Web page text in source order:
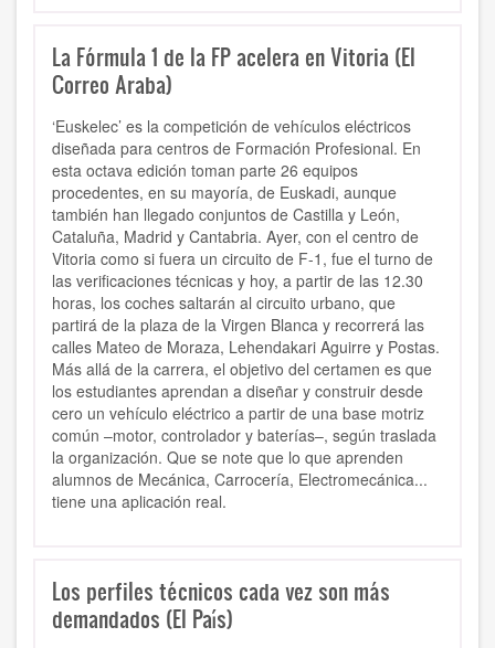
La Fórmula 1 de la FP acelera en Vitoria (El
Correo Araba)
‘Euskelec’ es la competición de vehículos eléctricos
diseñada para centros de Formación Profesional. En
esta octava edición toman parte 26 equipos
procedentes, en su mayoría, de Euskadi, aunque
también han llegado conjuntos de Castilla y León,
Cataluña, Madrid y Cantabria. Ayer, con el centro de
Vitoria como si fuera un circuito de F-1, fue el turno de
las verificaciones técnicas y hoy, a partir de las 12.30
horas, los coches saltarán al circuito urbano, que
partirá de la plaza de la Virgen Blanca y recorrerá las
calles Mateo de Moraza, Lehendakari Aguirre y Postas.
Más allá de la carrera, el objetivo del certamen es que
los estudiantes aprendan a diseñar y construir desde
cero un vehículo eléctrico a partir de una base motriz
común –motor, controlador y baterías–, según traslada
la organización. Que se note que lo que aprenden
alumnos de Mecánica, Carrocería, Electromecánica...
tiene una aplicación real.
Los perfiles técnicos cada vez son más
demandados (El País)